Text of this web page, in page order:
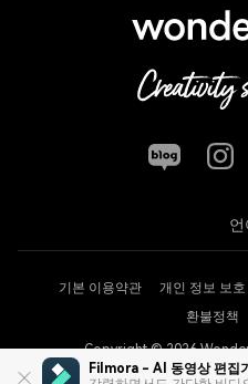
Filmora - AI 동영상 편집기
기본 이용약관 개인 정보 보호
환불정책
Copyright © 2026
언